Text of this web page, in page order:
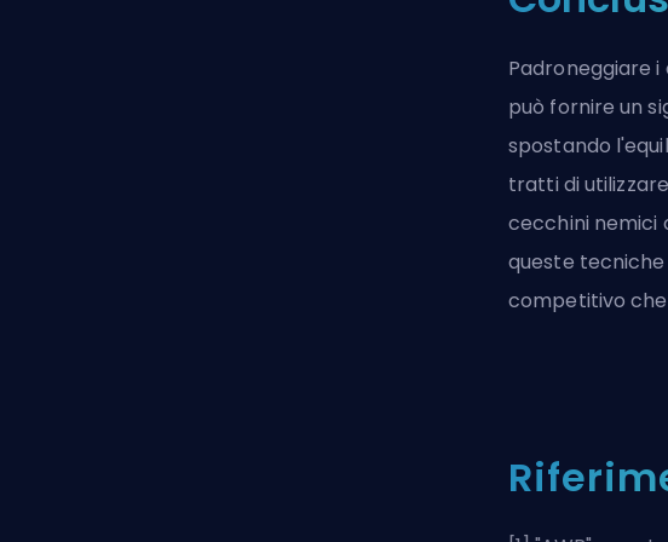
Padroneggiare
può fornire un
spostando
tratti di
cecchini nemici
queste tecniche
competitivo